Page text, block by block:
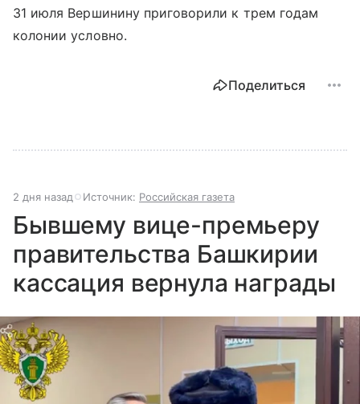
31 июля Вершинину приговорили к трем годам
колонии условно.
Поделиться
2 дня назад Источник: Российская газета
Бывшему вице-премьеру
правительства Башкирии
кассация вернула награды